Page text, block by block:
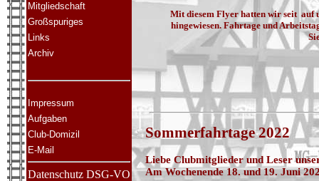
Mitgliedschaft
Großspuriges
Links
Archiv
Impressum
Aufgaben
Club-Domizil
E-Mail
Datenschutz DSG-VO
Mit diesem Flyer hatten wir seit auf
hingewiesen. Fahrtage und
Sommerfahrtage 2022
Liebe Clubmitglieder und Leser
Am Wochenende 18. und 19. Juni